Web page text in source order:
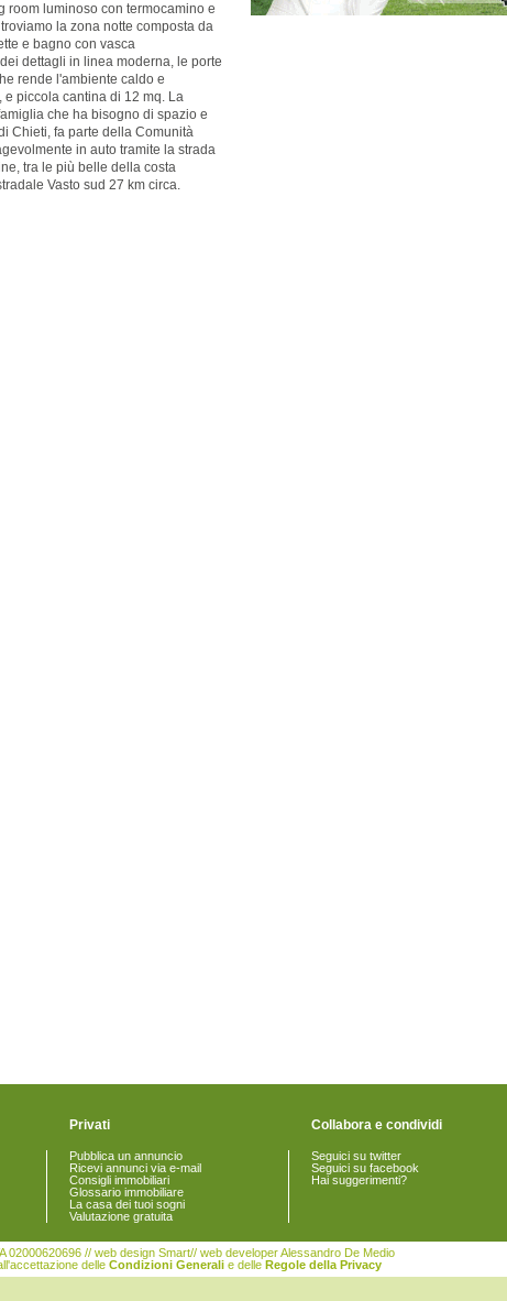
room luminoso con termocamino e
la zona notte composta da
e bagno con vasca
dettagli in linea moderna, le porte
rende l'ambiente caldo e
piccola cantina di 12 mq. La
che ha bisogno di spazio e
Chieti, fa parte della Comunità
in auto tramite la strada
tra le più belle della costa
Vasto sud 27 km circa.
Privati
Pubblica un annuncio
Ricevi annunci via e-mail
Consigli immobiliari
Glossario immobiliare
La casa dei tuoi sogni
Valutazione gratuita
Collabora e condividi
Seguici su twitter
Seguici su facebook
Hai suggerimenti?
02000620696 // web design Smart// web developer Alessandro De Medio
delle Condizioni Generali e delle Regole della Privacy